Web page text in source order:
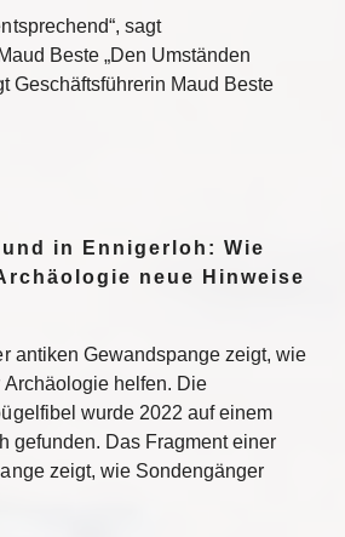
sagt
Beste „Den Umständen
Geschäftsführerin Maud Beste
in Ennigerloh: Wie
neue Hinweise
antiken Gewandspange zeigt, wie
helfen. Die
wurde 2022 auf einem
gefunden. Das Fragment einer
zeigt, wie Sondengänger